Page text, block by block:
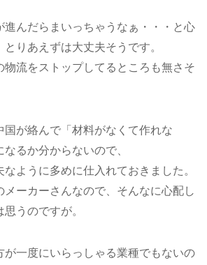
進んだらまいっちゃうなぁ・・・と心
りあえずは大丈夫そうです。
物流をストップしてるところも無さそ
国が絡んで「材料がなくて作れな
るか分からないので、
ように多めに仕入れておきました。
ーカーさんなので、そんなに心配し
うのですが。
が一度にいらっしゃる業種でもないの